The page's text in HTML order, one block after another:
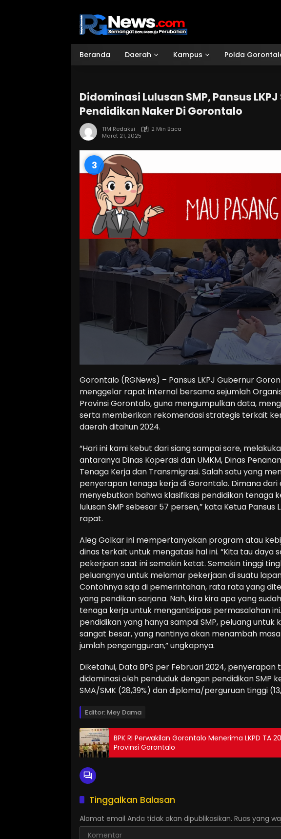
Beranda Daerah Kampus Polda
Didominasi Lulusan SMP, Pansus
Pendidikan Naker Di Gorontalo
TIM Redaksi
2 Min Baca
Maret 21, 2025
2
Gorontalo (RGNews) – Pansus LKPJ Gubernur
menggelar rapat internal bersama sejumlah
Provinsi Gorontalo, guna mengumpulkan data,
serta memberikan rekomendasi strategis terkait
daerah ditahun 2024.
“Hari ini kami kebut dari siang sampai sore,
antaranya Dinas Koperasi dan UMKM, Dinas
Tenaga Kerja dan Transmigrasi. Salah satu yang
penyerapan tenaga kerja di Gorontalo. Dimana dari
menyebutkan bahwa klasifikasi pendidikan tenaga
lulusan SMP sebesar 57 persen,” kata Ketua Pansus
rapat.
Aleg Golkar ini mempertanyakan program atau
dinas terkait untuk mengatasi hal ini. “Kita tau daya
pekerjaan saat ini semakin ketat. Semakin tinggi
peluangnya untuk melamar pekerjaan di suatu
Contohnya saja di pemerintahan, rata rata yang
yang pendikan sarjana. Nah, kira kira apa yang
tenaga kerja untuk mengantisipasi permasalahan
pendidikan yang hanya sampai SMP, peluang untuk
sangat besar, yang nantinya akan menambah
jumlah pengangguran,” ungkapnya.
Diketahui, Data BPS per Februari 2024,
didominasi oleh penduduk dengan pendidikan SMP
SMA/SMK (28,39%) dan diploma/perguruan tinggi
Editor: Mey Dama
BPK RI Perwakilan Gorontalo Menerima LKPD TA
Provinsi Gorontalo
Tinggalkan Balasan
Alamat email Anda tidak akan dipublikasikan. Ruas yang